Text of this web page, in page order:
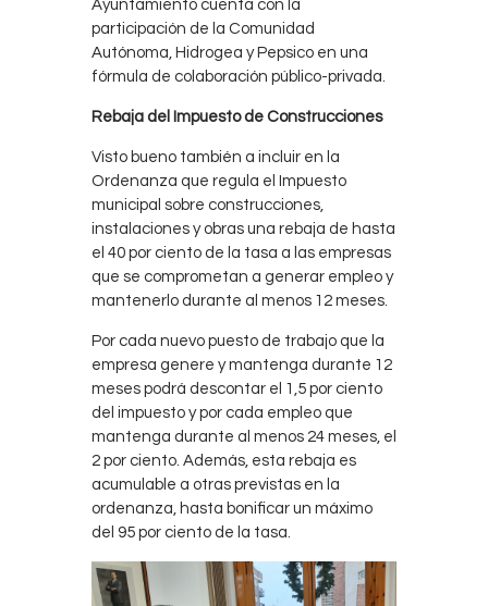
Ayuntamiento cuenta con la
participación de la Comunidad
Autónoma, Hidrogea y Pepsico en una
fórmula de colaboración público-privada.
Rebaja del Impuesto de Construcciones
Visto bueno también a incluir en la
Ordenanza que regula el Impuesto
municipal sobre construcciones,
instalaciones y obras una rebaja de hasta
el 40 por ciento de la tasa a las empresas
que se comprometan a generar empleo y
mantenerlo durante al menos 12 meses.
Por cada nuevo puesto de trabajo que la
empresa genere y mantenga durante 12
meses podrá descontar el 1,5 por ciento
del impuesto y por cada empleo que
mantenga durante al menos 24 meses, el
2 por ciento. Además, esta rebaja es
acumulable a otras previstas en la
ordenanza, hasta bonificar un máximo
del 95 por ciento de la tasa.